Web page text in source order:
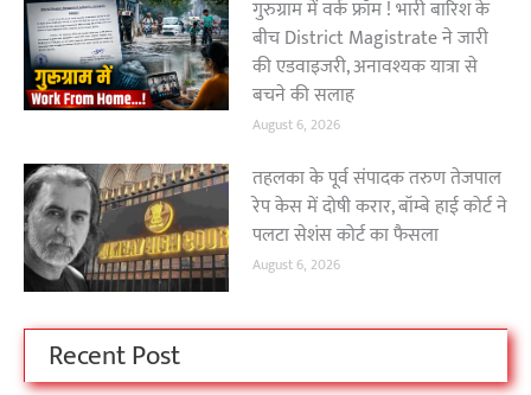
गुरुग्राम में वर्क फ्रॉम ! भारी बारिश के
बीच District Magistrate ने जारी
की एडवाइजरी, अनावश्यक यात्रा से
बचने की सलाह
August 6, 2026
तहलका के पूर्व संपादक तरुण तेजपाल
रेप केस में दोषी करार, बॉम्बे हाई कोर्ट ने
पलटा सेशंस कोर्ट का फैसला
August 6, 2026
Recent Post